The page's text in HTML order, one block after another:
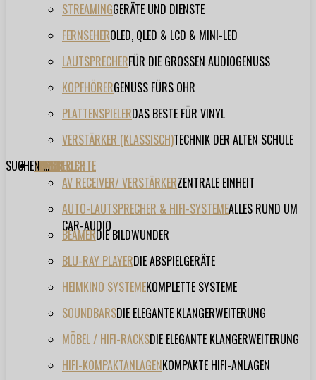
STREAMINGGERÄTE UND DIENSTE
FERNSEHEROLED, QLED & LCD & MINI-LED
LAUTSPRECHERFÜR DIE GROSSEN AUDIOGENUSS
KOPFHÖRERGENUSS FÜRS OHR
PLATTENSPIELERDAS BESTE FÜR VINYL
VERSTÄRKER (KLASSISCH)TECHNIK DER ALTEN SCHULE
TESTBERICHTE
AV RECEIVER/ VERSTÄRKERZENTRALE EINHEIT
AUTO-LAUTSPRECHER & HIFI-SYSTEMEALLES RUND UM
CAR-AUDIO
BEAMERDIE BILDWUNDER
BLU-RAY PLAYERDIE ABSPIELGERÄTE
HEIMKINO SYSTEMEKOMPLETTE SYSTEME
SOUNDBARSDIE ELEGANTE KLANGERWEITERUNG
MÖBEL / HIFI-RACKSDIE ELEGANTE KLANGERWEITERUNG
HIFI-KOMPAKTANLAGENKOMPAKTE HIFI-ANLAGEN
FORUM
FILME
VIDEOS
HERSTELLER
EVENT
SUCHEN ...